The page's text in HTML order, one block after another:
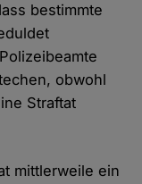
bestimmte
obwohl
Straftat
mittlerweile ein